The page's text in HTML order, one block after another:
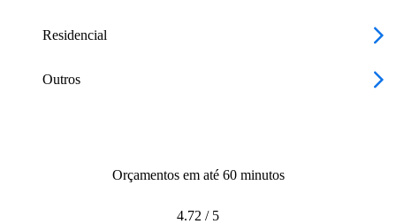
Residencial
Outros
Orçamentos em até 60 minutos
4.72 / 5